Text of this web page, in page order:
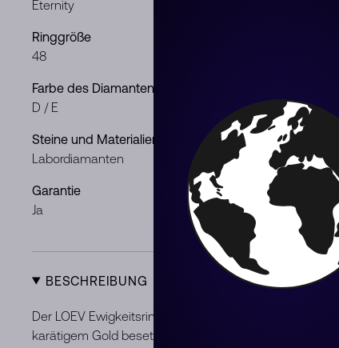
Eternity
Ringgröße
48
Farbe des Diamanten
D / E
VS
Steine und Materialien
Labordiamanten
Mann /
Garantie
Ja
Neu
BESCHREIBUNG
Der LOEV Ewigkeitsring ist mit ca. 1,4 ct Diamanten im
karätigem Gold besetzt. Schwarze Emaille schafft